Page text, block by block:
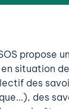
propose
situation
des
des